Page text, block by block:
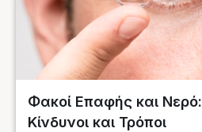
Φακοί Επαφής και Νερό:
Κίνδυνοι και Τρόποι